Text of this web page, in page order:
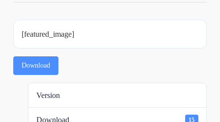
[featured_image]
Download
Version
Download 15